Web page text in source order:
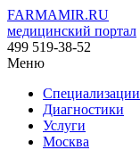
FARMAMIR.RU
медицинский портал
499 519-38-52
Меню
Специализации
Диагностики
Услуги
Москва